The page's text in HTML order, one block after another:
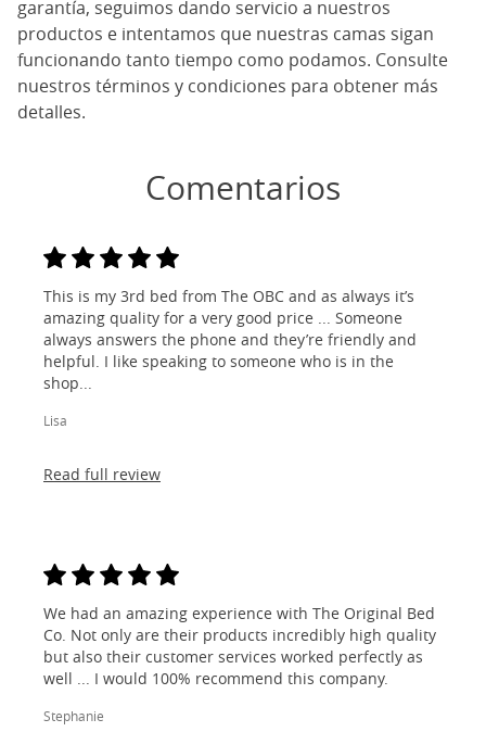
garantía, seguimos dando servicio a nuestros
productos e intentamos que nuestras camas sigan
funcionando tanto tiempo como podamos. Consulte
nuestros términos y condiciones para obtener más
detalles.
Comentarios
This is my 3rd bed from The OBC and as always it’s
amazing quality for a very good price ... Someone
always answers the phone and they’re friendly and
helpful. I like speaking to someone who is in the
shop...
Lisa
Read full review
We had an amazing experience with The Original Bed
Co. Not only are their products incredibly high quality
but also their customer services worked perfectly as
well ... I would 100% recommend this company.
Stephanie